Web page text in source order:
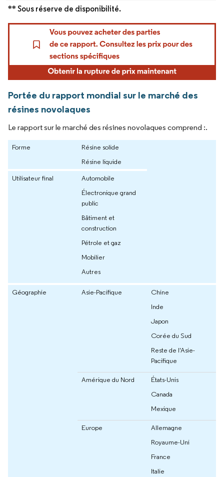
** Sous réserve de disponibilité.
Portée du rapport mondial sur le marché des
résines novolaques
Le rapport sur le marché des résines novolaques comprend :.
Forme
Résine solide
Résine liquide
Utilisateur final
Automobile
Électronique grand
public
Bâtiment et
construction
Pétrole et gaz
Mobilier
Autres
Géographie Asie-Pacifique
Chine
Inde
Japon
Corée du Sud
Reste de l'Asie-
Pacifique
Amérique du Nord
États-Unis
Canada
Mexique
Europe
Allemagne
Royaume-Uni
France
Italie